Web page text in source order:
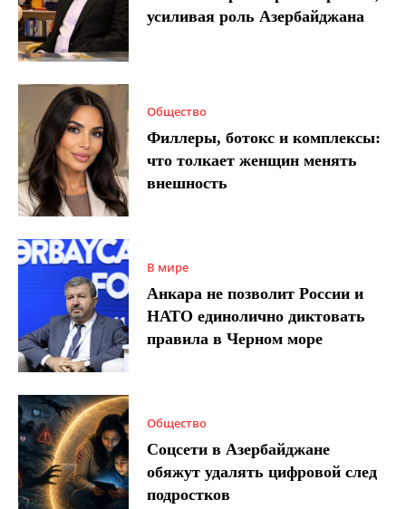
усиливая роль Азербайджана
Общество
Филлеры, ботокс и комплексы:
что толкает женщин менять
внешность
В мире
Анкара не позволит России и
НАТО единолично диктовать
правила в Черном море
Общество
Соцсети в Азербайджане
обяжут удалять цифровой след
подростков